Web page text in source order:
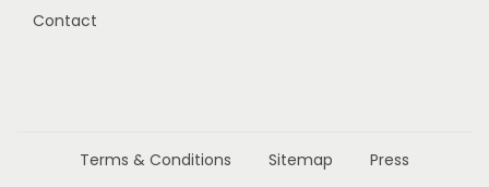
Contact
Terms & Conditions Sitemap Press